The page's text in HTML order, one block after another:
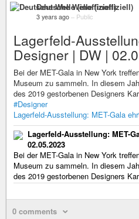
Deutsche Welle (inoffiziell)
3 years ago – Public
Lagerfeld-
Designer | DW |
Bei der MET-Gala in New York
Museum zu sammeln. In diesem
des 2019 gestorbenen Designers
#Designer
Lagerfeld-Ausstellung: MET-Gala
Lagerfeld-Ausstellung: MET-
02.05.2023
Bei der MET-Gala in New York
Museum zu sammeln. In diesem
des 2019 gestorbenen Designers
0 comments